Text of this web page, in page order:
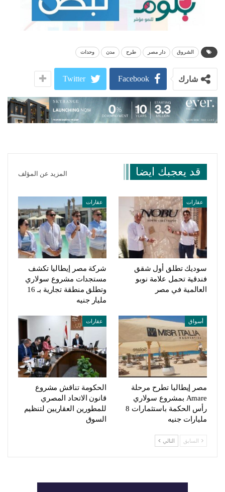
الشروق دار مصر طرح مدن وحدات
شارك Facebook
Twitter
قد يعجبك ايضا المزيد عن المؤلف
عقارات
سوديك تطلق أول شقق
فندقية تحمل علامة نوبو
العالمية في مصر
عقارات
شركة مصر إيطاليا تكشف
مستجدات مشروع سولاري
وتطلق منطقة تجارية بـ 16
مليار جنيه
أسواق
مصر إيطاليا تطرح مرحلة
Amare بمشروع سولاري
رأس الحكمة باستثمارات 8
مليارات جنيه
عقارات
الحكومة تناقش مشروع
قانون الاتحاد المصري
للمطورين العقاريين لتنظيم
السوق
السابق التالي